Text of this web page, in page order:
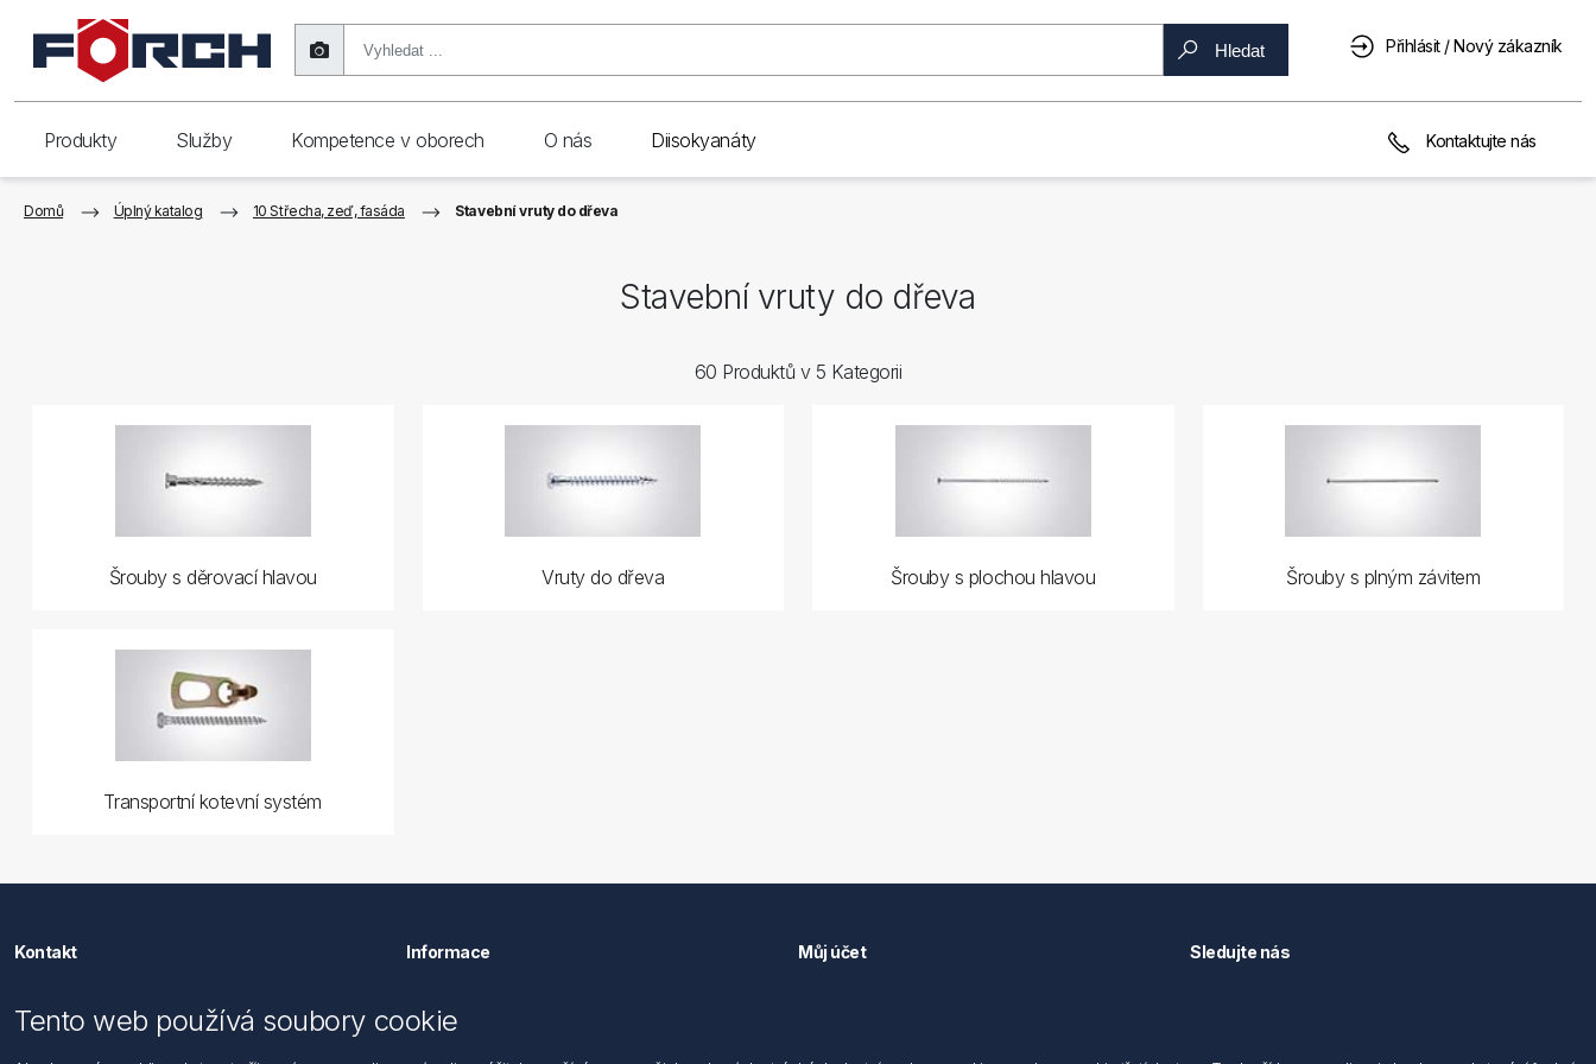
Hledat Přihlásit / Nový zákazník
Produkty Služby Kompetence v oborech O nás Diisokyanáty Kontaktujte nás
Domů Úplný katalog 10 Střecha, zeď, fasáda Stavební vruty do dřeva
Stavební vruty do dřeva
60 Produktů v 5 Kategorii
Šrouby s děrovací hlavou Vruty do dřeva Šrouby s plochou hlavou Šrouby s plným závitem
Transportní kotevní systém
Kontakt
Dopravní 1314/1
Informace
Dodržování předpisů
Můj účet Sledujte nás
Tento web používá soubory cookie